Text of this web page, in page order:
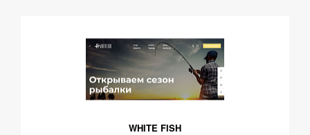
WHITE FISH